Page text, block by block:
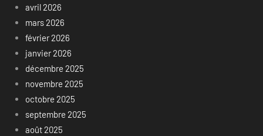
avril 2026
mars 2026
février 2026
janvier 2026
décembre 2025
novembre 2025
octobre 2025
septembre 2025
août 2025